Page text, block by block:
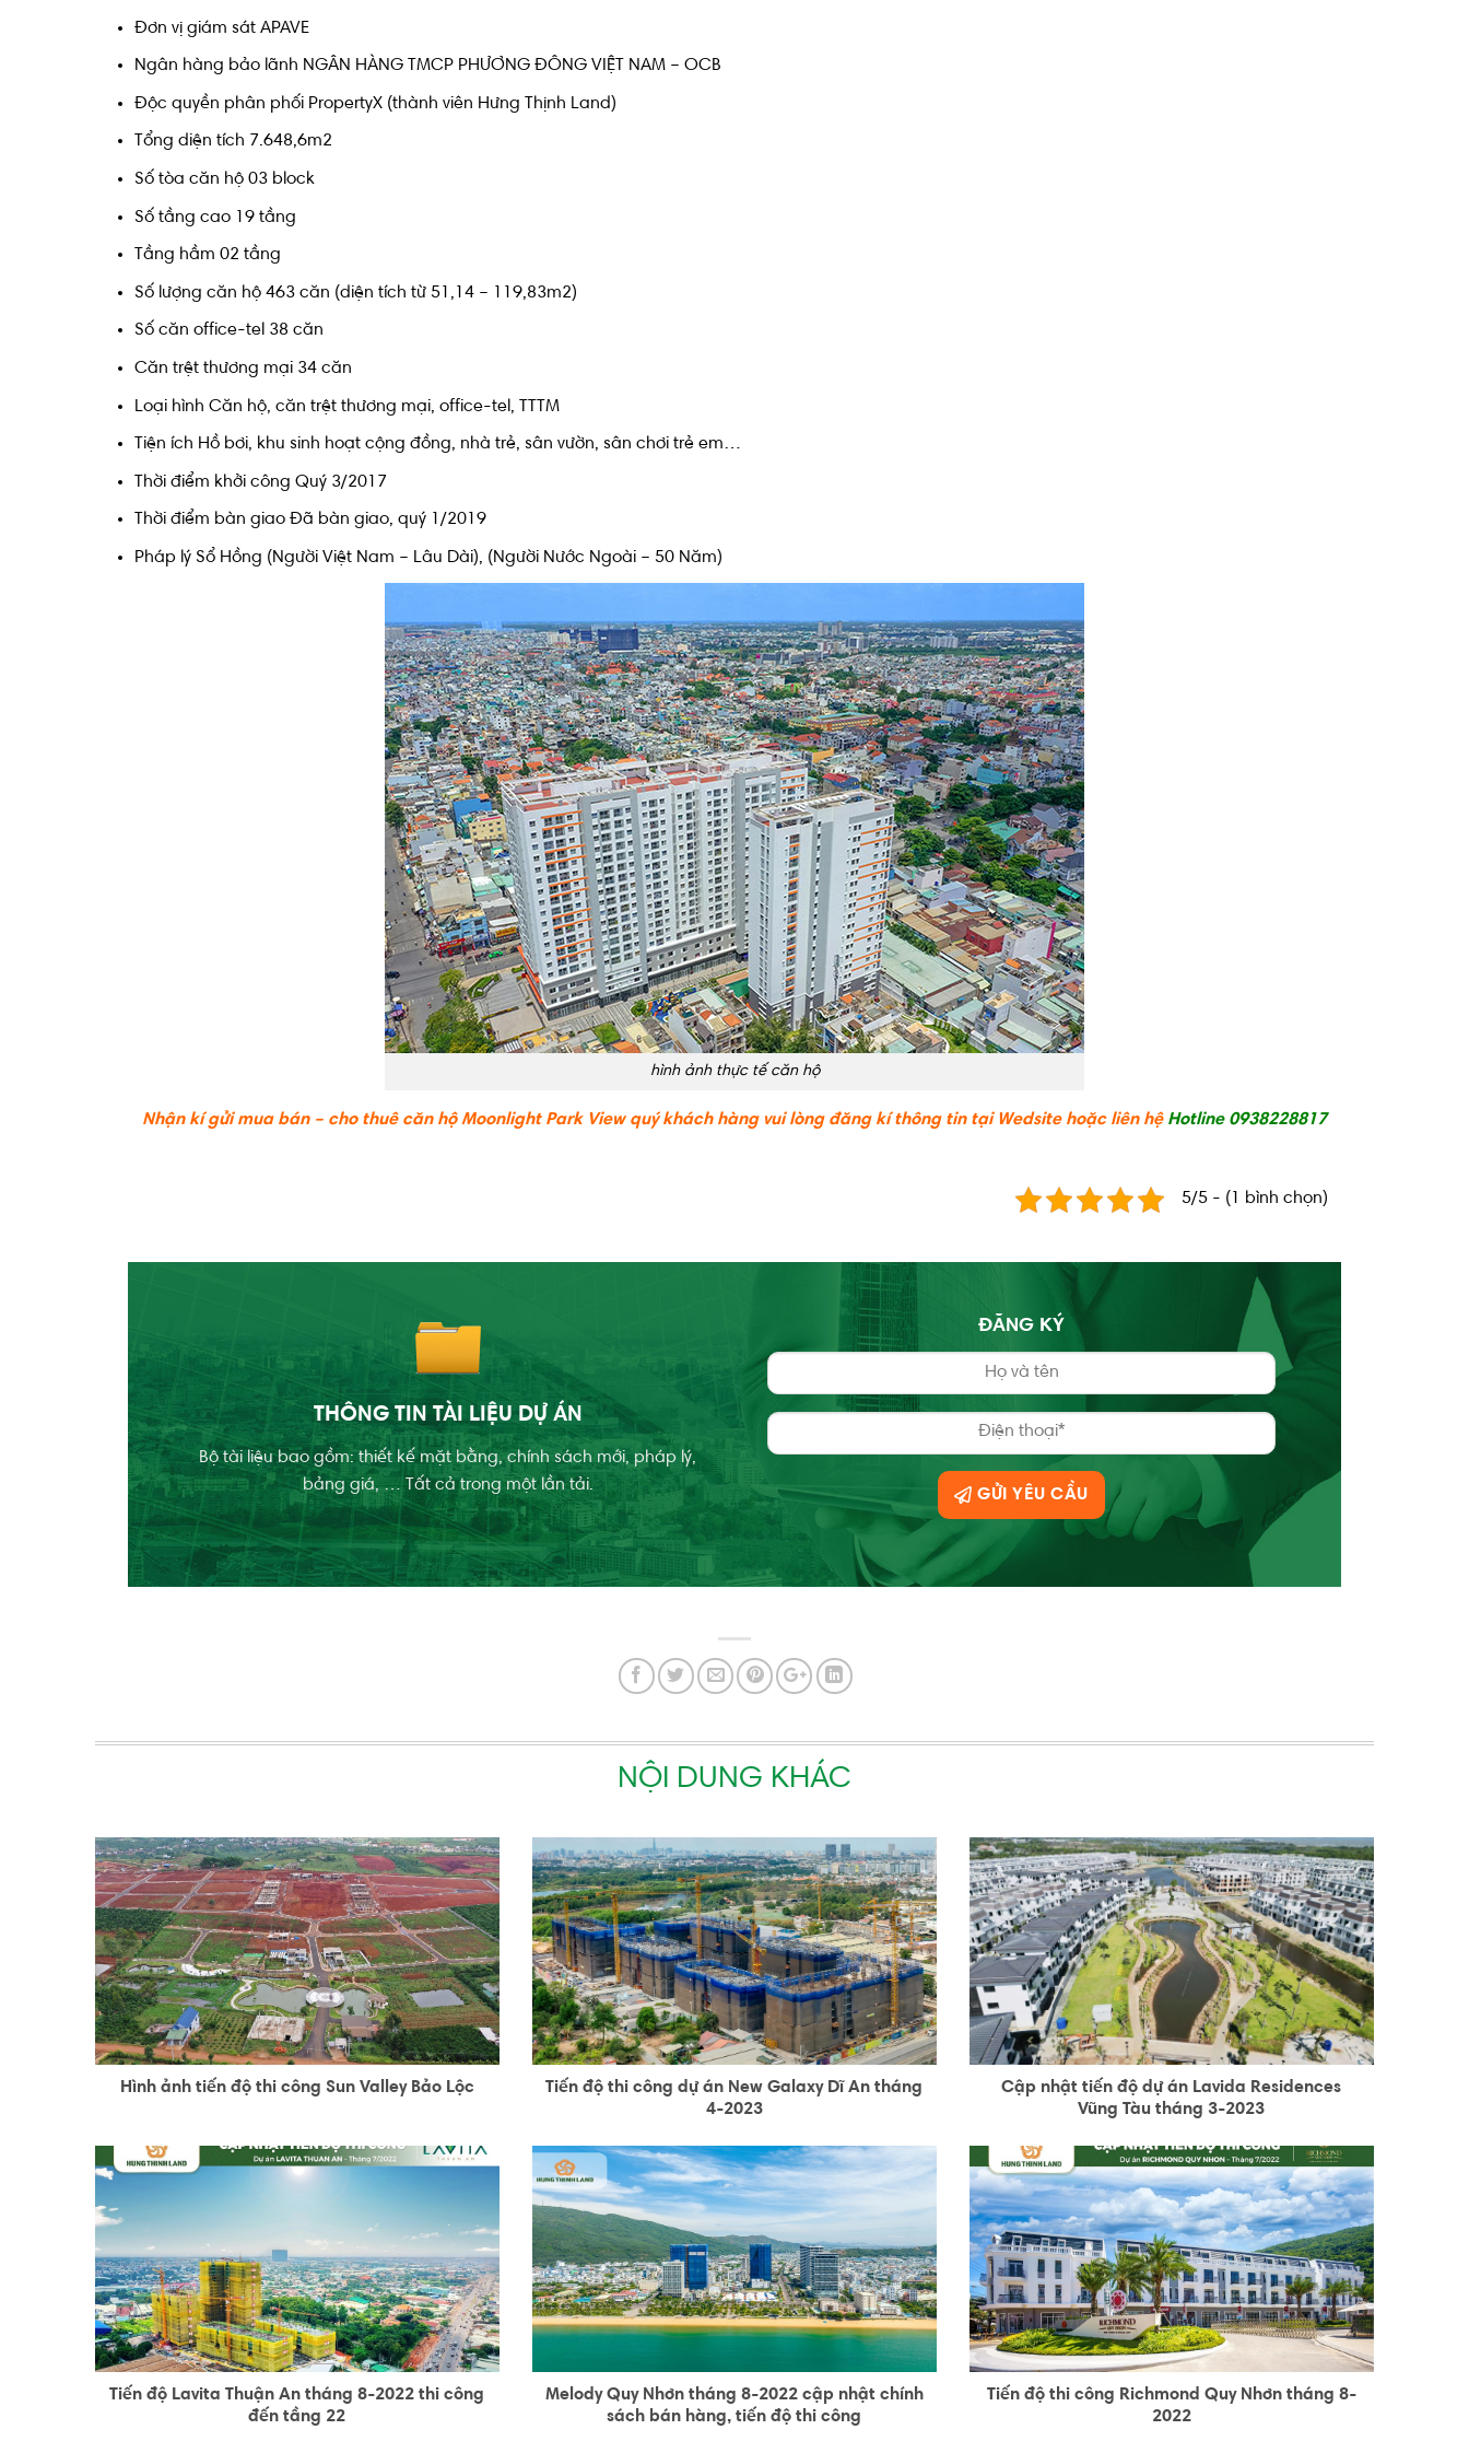
Đơn vị giám sát APAVE
Ngân hàng bảo lãnh NGÂN HÀNG TMCP PHƯƠNG ĐÔNG VIỆT NAM – OCB
Độc quyền phân phối PropertyX (thành viên Hưng Thịnh Land)
Tổng diện tích 7.648,6m2
Số tòa căn hộ 03 block
Số tầng cao 19 tầng
Tầng hầm 02 tầng
Số lượng căn hộ 463 căn (diện tích từ 51,14 – 119,83m2)
Số căn office-tel 38 căn
Căn trệt thương mại 34 căn
Loại hình Căn hộ, căn trệt thương mại, office-tel, TTTM
Tiện ích Hồ bơi, khu sinh hoạt cộng đồng, nhà trẻ, sân vườn, sân chơi trẻ em…
Thời điểm khởi công Quý 3/2017
Thời điểm bàn giao Đã bàn giao, quý 1/2019
Pháp lý Sổ Hồng (Người Việt Nam – Lâu Dài), (Người Nước Ngoài – 50 Năm)
hình ảnh thực tế căn hộ
Nhận kí gửi mua bán – cho thuê căn hộ Moonlight Park View quý khách hàng vui lòng đăng kí thông tin tại Wedsite hoặc liên hệ Hotline 0938228817
5/5 - (1 bình chọn)
THÔNG TIN TÀI LIỆU DỰ ÁN
Bộ tài liệu bao gồm: thiết kế mặt bằng, chính sách mới, pháp lý,
bảng giá, … Tất cả trong một lần tải.
ĐĂNG KÝ
GỬI YÊU CẦU
NỘI DUNG KHÁC
Hình ảnh tiến độ thi công Sun Valley Bảo Lộc
Tiến độ thi công dự án New Galaxy Dĩ An tháng
4-2023
Cập nhật tiến độ dự án Lavida Residences
Vũng Tàu tháng 3-2023
Tiến độ Lavita Thuận An tháng 8-2022 thi công
đến tầng 22
Melody Quy Nhơn tháng 8-2022 cập nhật chính
sách bán hàng, tiến độ thi công
Tiến độ thi công Richmond Quy Nhơn tháng 8-
2022